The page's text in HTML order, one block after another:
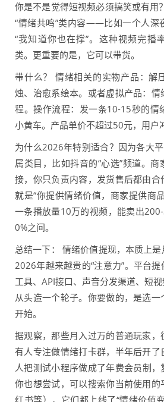
你是不是觉得短视频必须搞笑或有用
“情绪共鸣”类内容——比如一个人深
“我知道你也在撑”。这种视频完播
类。更重要的是，它可以带货。
带什么？ 情绪相关的实物产品：解
烛、治愈系绘本。或者虚拟产品：
程。操作流程：发一条10-15秒的情
小黄车。产品单价不超过50元，用户
为什么2026年特别适合？因为各大
属类目，比如抖音的“心选”频道。
接，你只负责内容，发货售后都由合
就是“你提供情绪价值，商家提供商
一条播放量10万的视频，能卖出
0%之间。
总结一下： 情绪价值提现，本质上
2026年越来越贵的“注意力”。平台
工具、API接口、声音分发渠道、短
从头造一个轮子。你要做的，是选
开始。
据观察，那些月入过万的普通玩家，
有人专注做情绪打卡群，半年后开
人把测试小程序做成了年费会员制
你也想尝试，可以搜索你当前使用